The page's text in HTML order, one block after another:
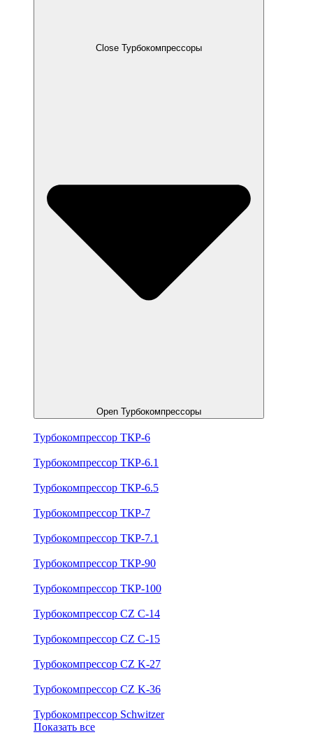
Close Турбокомпрессоры
Open Турбокомпрессоры
Турбокомпрессор ТКР-6
Турбокомпрессор ТКР-6.1
Турбокомпрессор ТКР-6.5
Турбокомпрессор ТКР-7
Турбокомпрессор ТКР-7.1
Турбокомпрессор ТКР-90
Турбокомпрессор ТКР-100
Турбокомпрессор CZ C-14
Турбокомпрессор CZ C-15
Турбокомпрессор CZ K-27
Турбокомпрессор CZ K-36
Турбокомпрессор Schwitzer
Показать все